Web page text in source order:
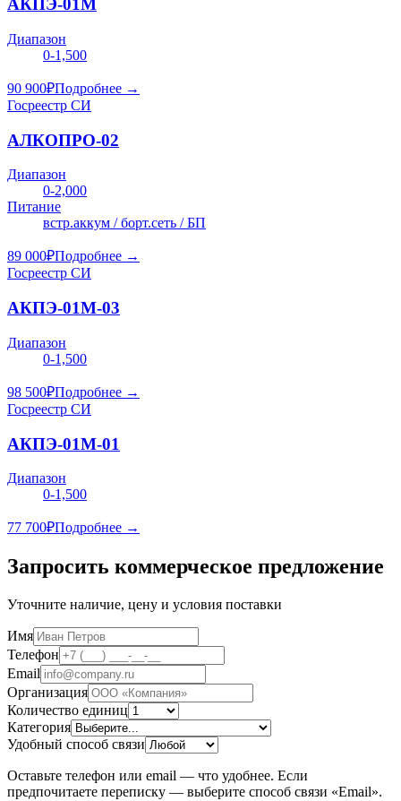
АКПЭ-01М
Диапазон
0-1,500
90 900₽Подробнее →
Госреестр СИ
АЛКОПРО-02
Диапазон
0-2,000
Питание
встр.аккум / борт.сеть / БП
89 000₽Подробнее →
Госреестр СИ
АКПЭ-01М-03
Диапазон
0-1,500
98 500₽Подробнее →
Госреестр СИ
АКПЭ-01М-01
Диапазон
0-1,500
77 700₽Подробнее →
Запросить коммерческое предложение
Уточните наличие, цену и условия поставки
Имя
Телефон
Email
Организация
Количество единиц
Категория
Удобный способ связи
Оставьте телефон или email — что удобнее. Если
предпочитаете переписку — выберите способ связи «Email».